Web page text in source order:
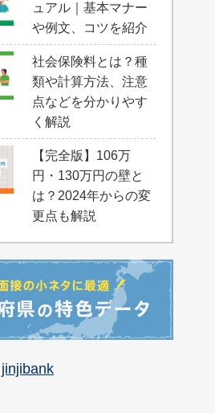
ュアル｜基本マナー
や例文、コツを紹介
社会保険料とは？種
類や計算方法、注意
点などを分かりやす
く解説
【完全版】106万
円・130万円の壁と
は？2024年からの変
更点も解説